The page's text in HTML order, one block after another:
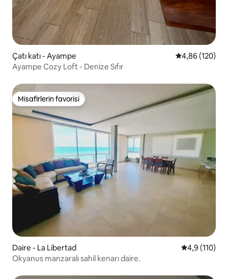
Çatı katı - Ayampe 5 üzerinden
4,86 (120)
Ayampe Cozy Loft - Denize Sıfır
Misafirlerin favorisi
Misafirlerin favorisi
Daire - La Libertad 5 üzerinden
4,9 (110)
Okyanus manzaralı sahil kenarı daire.